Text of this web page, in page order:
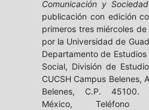
Comunicación y Sociedad
publicación con edición
primeros tres miércoles
por la Universidad de
Departamento de
Social, División de
CUCSH Campus Belenes,
Belenes, C.P. 45100.
México, Teléfono